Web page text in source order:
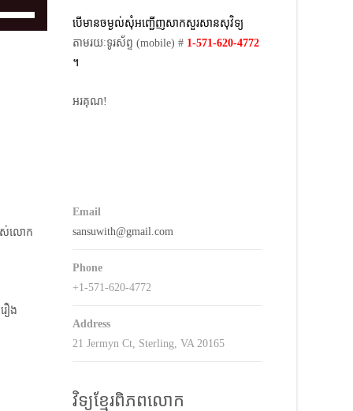
ស់លោក
ឿង
បើមានចម្ងល់​សុំអញ្ជើញសាកសួរសានសុវិទ្យ
តាមរយៈទូរស័ព្ទ​ (mobile)​ # 1-571-620-4772​
។
អរគុណ!
Email
sansuwith@gmail.com
Phone
+1-571-620-4772
Address
21 Jermyn Ct, Sterling, VA 20165
វិទ្យុខ្មែរពិភពលោក